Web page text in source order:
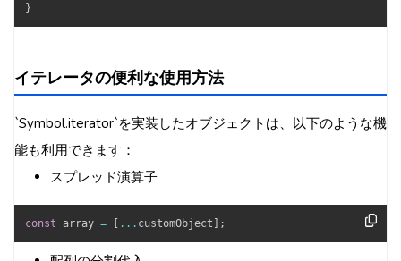
}
イテレータの便利な使用方法
`Symbol.iterator`を実装したオブジェクトは、以下のような機
能も利用できます：
スプレッド演算子
const array = ... customObject ;